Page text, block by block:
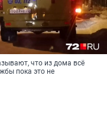
что из дома всё
пока это не